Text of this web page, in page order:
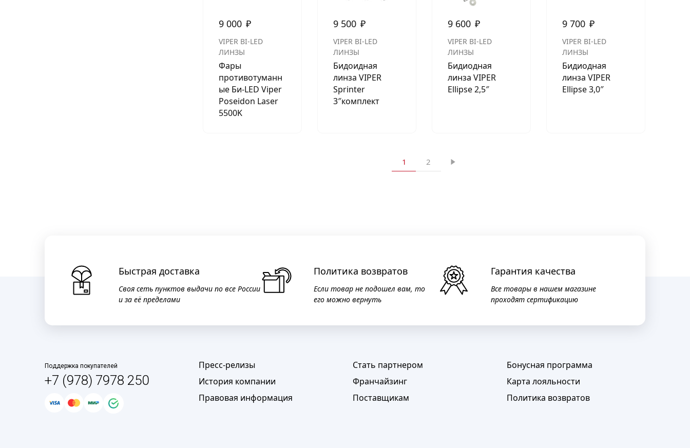
9 000 ₽
VIPER BI-LED
ЛИНЗЫ
Фары
противотуманн
ые Би-LED Viper
Poseidon Laser
5500K
9 500 ₽
VIPER BI-LED
ЛИНЗЫ
Бидоидная
линза VIPER
Sprinter
3″комплект
9 600 ₽
VIPER BI-LED
ЛИНЗЫ
Бидиодная
линза VIPER
Ellipse 2,5″
9 700 ₽
VIPER BI-LED
ЛИНЗЫ
Бидиодная
линза VIPER
Ellipse 3,0″
1 2
Быстрая доставка
Своя сеть пунктов выдачи по все России
и за её пределами
Политика возвратов
Если товар не подошел вам, то
его можно вернуть
Гарантия качества
Все товары в нашем магазине
проходят сертификацию
Поддержка покупателей
+7 (978) 7978 250
Пресс-релизы
История компании
Правовая информация
Стать партнером
Франчайзинг
Поставщикам
Бонусная программа
Карта лояльности
Политика возвратов